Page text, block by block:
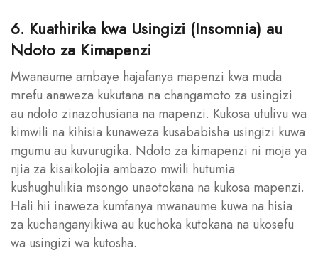
6. Kuathirika kwa Usingizi (Insomnia) au
Ndoto za Kimapenzi
Mwanaume ambaye hajafanya mapenzi kwa muda
mrefu anaweza kukutana na changamoto za usingizi
au ndoto zinazohusiana na mapenzi. Kukosa utulivu wa
kimwili na kihisia kunaweza kusababisha usingizi kuwa
mgumu au kuvurugika. Ndoto za kimapenzi ni moja ya
njia za kisaikolojia ambazo mwili hutumia
kushughulikia msongo unaotokana na kukosa mapenzi.
Hali hii inaweza kumfanya mwanaume kuwa na hisia
za kuchanganyikiwa au kuchoka kutokana na ukosefu
wa usingizi wa kutosha.